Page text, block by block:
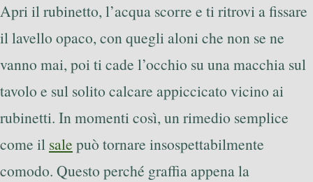
Apri il rubinetto, l’acqua scorre e ti ritrovi a fissare
il lavello opaco, con quegli aloni che non se ne
vanno mai, poi ti cade l’occhio su una macchia sul
tavolo e sul solito calcare appiccicato vicino ai
rubinetti. In momenti così, un rimedio semplice
come il sale può tornare insospettabilmente
comodo. Questo perché graffia appena la